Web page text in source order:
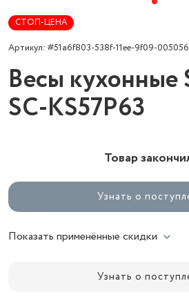
СТОП-ЦЕНА
Артикул: #51a6f803-538f-11ee-9f09-
Весы кухонные
SC-KS57P63
Товар
Узнать о
Показать применённые скидки
Узнать о